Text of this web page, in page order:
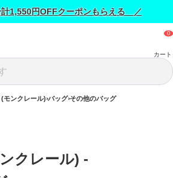
1,550円OFFクーポンもらえる ／
カート
モンクレール) バッグ その他のバッグ
クレール) -